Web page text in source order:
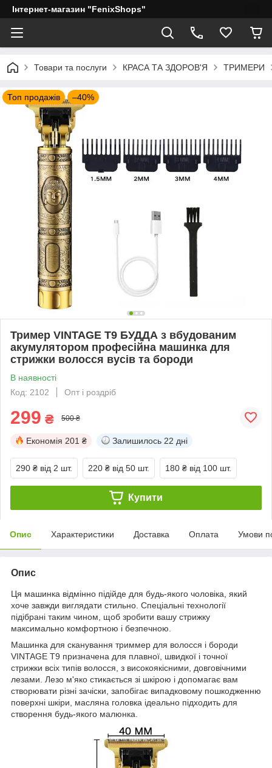
Інтернет-магазин "FenixShops"
Товари та послуги КРАСА ТА ЗДОРОВ'Я ТРИМЕРИ
Топ продажів –40%
Тример VINTAGE Т9 БУДДА з вбудованим
акумулятором професійна машинка для
стрижки волосся вусів та бороди
В наявності
Код: 2102
Опт і роздріб
299 ₴ 500 ₴
Економія 201 ₴ Залишилось 22 дні
290 ₴ від 2 шт. 220 ₴ від 50 шт. 180 ₴ від 100 шт.
Купити
Опис Характеристики Доставка Оплата Умови
Опис
Ця машинка відмінно підійде для будь-якого чоловіка, який
хоче завжди виглядати стильно. Спеціальні технології
підібрані таким чином, щоб зробити вашу стрижку
максимально комфортною і безпечною.
Машинка для сканування триммер для волосся і бороди
VINTAGE Т9 призначена для плавної, швидкої і точної
стрижки всіх типів волосся, з високоякісними, довговічними
лезами. Лезо м'яко стикається зі шкірою і допомагає вам
створювати різні зачіски, запобігає випадковому пошкодженню
поверхні шкіри, масляна головка ідеально підходить для
створення будь-якого малюнка.